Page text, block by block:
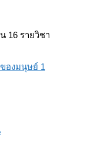
16 รายวิชา
องมนุษย์ 1